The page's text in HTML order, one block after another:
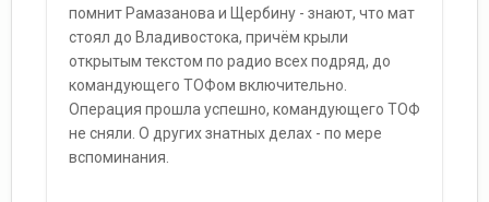
помнит Рамазанова и Щербину - знают, что мат
стоял до Владивостока, причём крыли
открытым текстом по радио всех подряд, до
командующего ТОФом включительно.
Операция прошла успешно, командующего ТОФ
не сняли. О других знатных делах - по мере
вспоминания.